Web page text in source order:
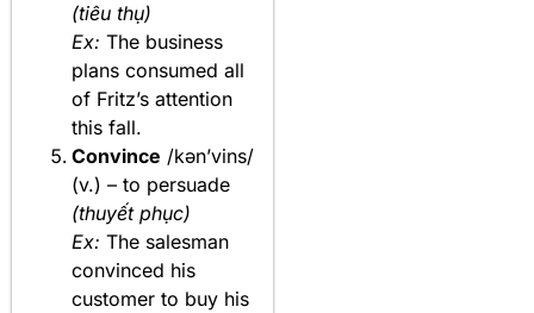
(tiêu thụ)
Ex: The business
plans consumed all
of Fritz’s attention
this fall.
Convince /kən’vins/
(v.) – to persuade
(thuyết phục)
Ex: The salesman
convinced his
customer to buy his